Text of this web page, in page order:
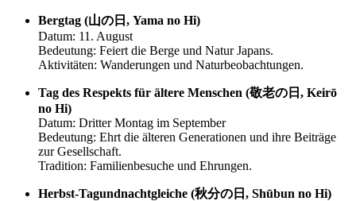
Bergtag (山の日, Yama no Hi)
Datum: 11. August
Bedeutung: Feiert die Berge und Natur Japans.
Aktivitäten: Wanderungen und Naturbeobachtungen.
Tag des Respekts für ältere Menschen (敬老の日, Keirō
no Hi)
Datum: Dritter Montag im September
Bedeutung: Ehrt die älteren Generationen und ihre Beiträge
zur Gesellschaft.
Tradition: Familienbesuche und Ehrungen.
Herbst-Tagundnachtgleiche (秋分の日, Shūbun no Hi)